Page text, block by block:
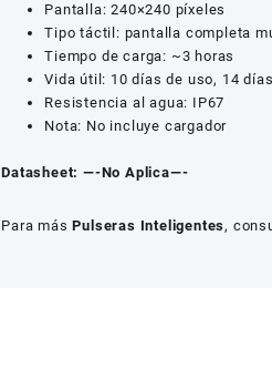
Pantalla: 240×240 píxeles
Tipo táctil: pantalla completa
Tiempo de carga: ~3 horas
Vida útil: 10 días de uso, 14
Resistencia al agua: IP67
Nota: No incluye cargador
Datasheet: —-No Aplica—-
Para másPulseras Inteligentes,